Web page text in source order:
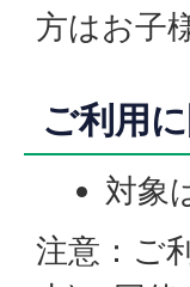
方はお子
ご利用
対象
注意：ご